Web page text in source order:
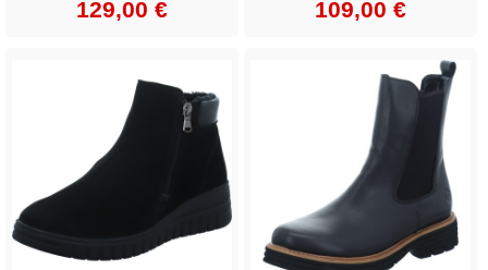
129,00 € 109,00 €